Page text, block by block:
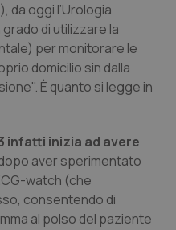
da oggi l’Urologia
grado di utilizzare la
per monitorare le
domicilio sin dalla
È quanto si legge in
infatti inizia ad avere
aver sperimentato
watch (che
consentendo di
al polso del paziente